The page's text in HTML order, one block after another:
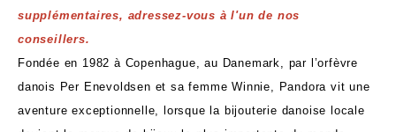
supplémentaires, adressez-vous à l'un de nos
conseillers.
Fondée en 1982 à Copenhague, au Danemark, par l’orfèvre
danois Per Enevoldsen et sa femme Winnie, Pandora vit une
aventure exceptionnelle, lorsque la bijouterie danoise locale